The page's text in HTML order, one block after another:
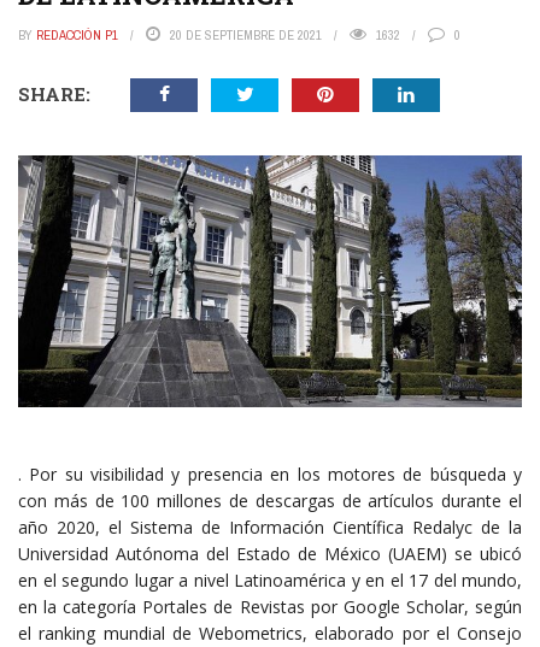
BY REDACCIÓN P1 20 DE SEPTIEMBRE DE 2021 1632 0
SHARE:
. Por su visibilidad y presencia en los motores de búsqueda y
con más de 100 millones de descargas de artículos durante el
año 2020, el Sistema de Información Científica Redalyc de la
Universidad Autónoma del Estado de México (UAEM) se ubicó
en el segundo lugar a nivel Latinoamérica y en el 17 del mundo,
en la categoría Portales de Revistas por Google Scholar, según
el ranking mundial de Webometrics, elaborado por el Consejo